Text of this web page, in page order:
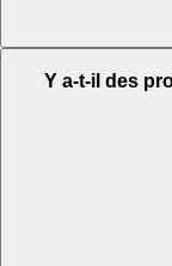
Y a-t-il des